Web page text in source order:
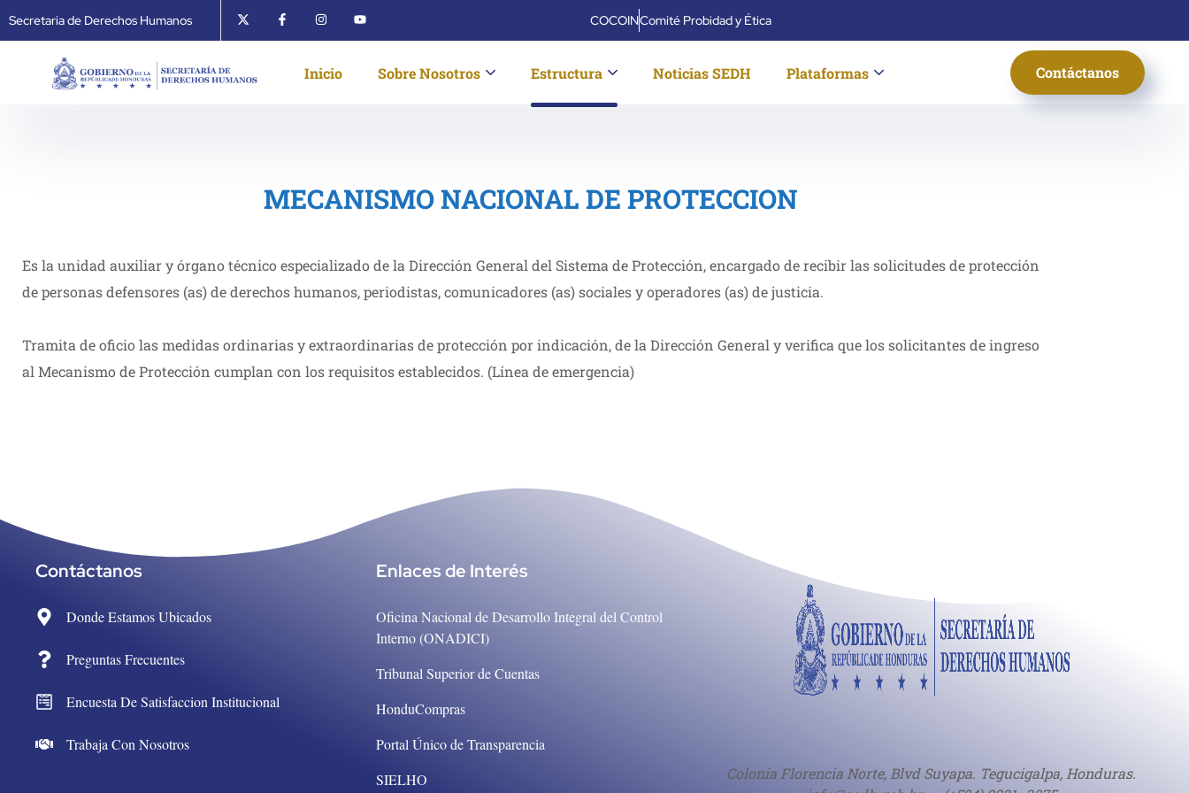
Secretaria de Derechos Humanos COCOINComité Probidad y Ética
Inicio Sobre Nosotros Estructura Noticias SEDH Plataformas Contáctanos
Sistema Protección
MECANISMO NACIONAL DE PROTECCION
Es la unidad auxiliar y órgano técnico especializado de la Dirección General del Sistema de Protección, encargado de recibir las solicitudes de protección
de personas defensores (as) de derechos humanos, periodistas, comunicadores (as) sociales y operadores (as) de justicia.
Tramita de oficio las medidas ordinarias y extraordinarias de protección por indicación, de la Dirección General y verifica que los solicitantes de ingreso
al Mecanismo de Protección cumplan con los requisitos establecidos. (Línea de emergencia)
Contáctanos
Donde Estamos Ubicados
Preguntas Frecuentes
Encuesta De Satisfaccion Institucional
Trabaja Con Nosotros
Enlaces de Interés
Oficina Nacional de Desarrollo Integral del Control
Interno (ONADICI)
Tribunal Superior de Cuentas
HonduCompras
Portal Único de Transparencia
SIELHO
Colonia Florencia Norte, Blvd Suyapa. Tegucigalpa, Honduras.